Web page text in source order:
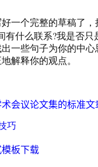
个完整的草稿了，
有什么联系?我是否只
些句子为你的中心
解释你的观点。
会议论文集的标准文
巧
板下载